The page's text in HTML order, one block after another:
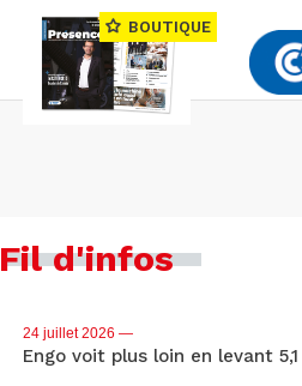
BOUTIQUE
Fil d'infos
24 juillet 2026 —
Engo voit plus loin en levant